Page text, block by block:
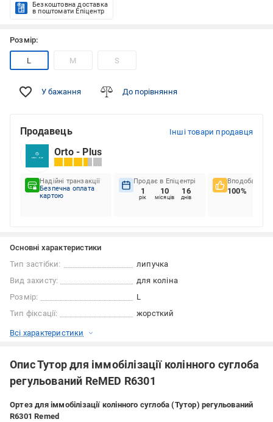
Безкоштовна доставка
в поштомати Епіцентр
Розмір:
L M S
У бажання До порівняння
Продавець Інші товари продавця
Orto - Plus
Надійні транзакції
Безпечна оплата
картою
Продає в Епіцентрі
1
рік
10
місяців
16
днів
Вподобання
100%
Основні характеристики
Тип застібки:
липучка
Вид захисту:
для коліна
Розмір:
L
Тип фіксації:
жорсткий
Всі характеристики
Опис Тутор для іммобілізації колінного суглоба
регульований ReMED R6301
Ортез для іммобілізації колінного суглоба (Тутор) регульований
R6301 Remed